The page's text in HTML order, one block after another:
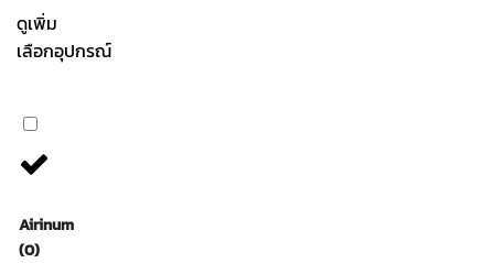
ดูเพิ่ม
เลือกอุปกรณ์
Airinum
(0)